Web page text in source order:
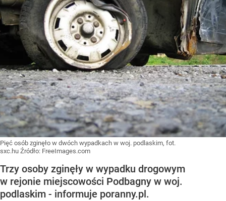
Pięć osób zginęło w dwóch wypadkach w woj. podlaskim, fot.
sxc.hu Źródło: FreeImages.com
Trzy osoby zginęły w wypadku drogowym
w rejonie miejscowości Podbagny w woj.
podlaskim - informuje poranny.pl.